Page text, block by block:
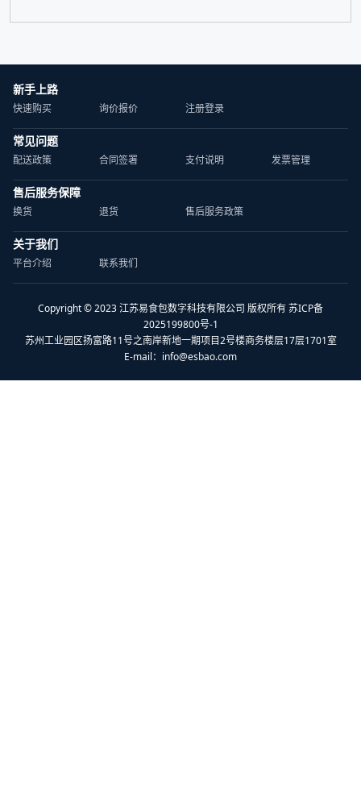
新手上路
快速购买 询价报价 注册登录
常见问题
配送政策 合同签署 支付说明 发票管理
售后服务保障
换货 退货 售后服务政策
关于我们
平台介绍 联系我们
Copyright © 2023 江苏易食包数字科技有限公司 版权所有 苏ICP备
2025199800号-1
苏州工业园区扬富路11号之南岸新地一期项目2号楼商务楼层17层1701室
E-mail： info@esbao.com